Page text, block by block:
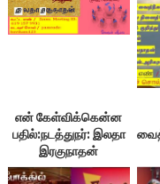
என் கேள்விக்கென்ன
பதில்:நடத்துநர்: இலதா
இரகுநாதன்